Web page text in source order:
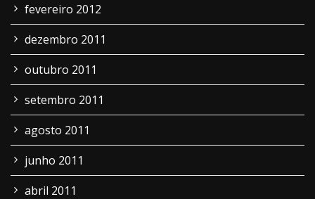
fevereiro 2012
dezembro 2011
outubro 2011
setembro 2011
agosto 2011
junho 2011
abril 2011